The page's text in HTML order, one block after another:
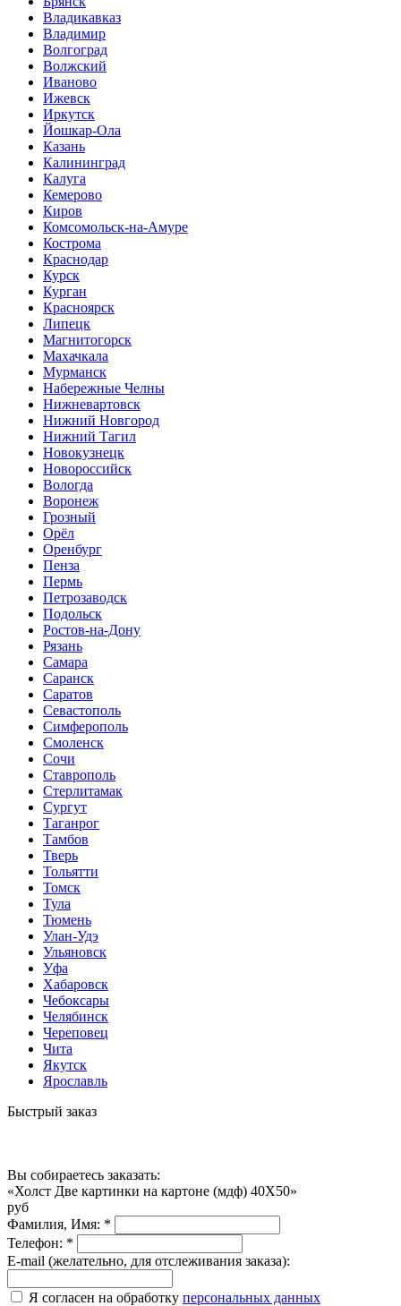
Владикавказ
Владимир
Волгоград
Волжский
Иваново
Ижевск
Иркутск
Йошкар-Ола
Казань
Калининград
Калуга
Кемерово
Киров
Комсомольск-на-Амуре
Кострома
Краснодар
Курск
Курган
Красноярск
Липецк
Магнитогорск
Махачкала
Мурманск
Набережные Челны
Нижневартовск
Нижний Новгород
Нижний Тагил
Новокузнецк
Новороссийск
Вологда
Воронеж
Грозный
Орёл
Оренбург
Пенза
Пермь
Петрозаводск
Подольск
Ростов-на-Дону
Рязань
Самара
Саранск
Саратов
Севастополь
Симферополь
Смоленск
Сочи
Ставрополь
Стерлитамак
Сургут
Таганрог
Тамбов
Тверь
Тольятти
Томск
Тула
Тюмень
Улан-Удэ
Ульяновск
Уфа
Хабаровск
Чебоксары
Челябинск
Череповец
Чита
Якутск
Ярославль
Быстрый заказ
Вы собираетесь заказать:
«Холст Две картинки на картоне (мдф) 40X50»
руб
Фамилия, Имя: *
Телефон: *
E-mail (желательно, для отслеживания заказа):
Я согласен на обработку персональных данных